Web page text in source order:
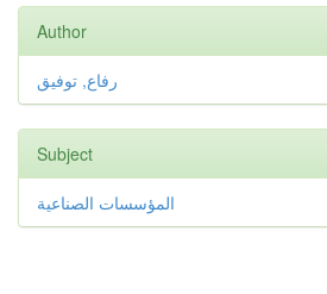
Author
رفاع, توفيق
Subject
المؤسسات الصناعية